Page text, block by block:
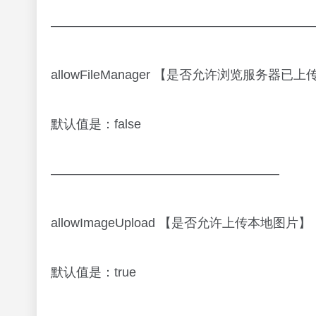
allowFileManager 【是否允许浏览服务器已上传
默认值是：false
——————————————————
allowImageUpload 【是否允许上传本地图片】
默认值是：true